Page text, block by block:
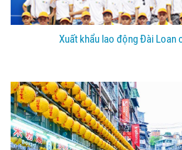
Xuất khẩu lao động Đài Loan